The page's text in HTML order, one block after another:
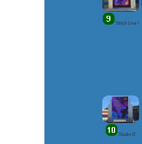
Stitch Live !
Studio D